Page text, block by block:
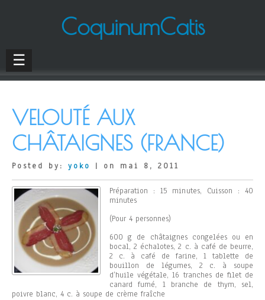
CoquinumCatis
☰
VELOUTÉ AUX
CHÂTAIGNES (FRANCE)
Posted by: yoko | on mai 8, 2011
Préparation : 15 minutes, Cuisson : 40
minutes
(Pour 4 personnes)
600 g de châtaignes congelées ou en
bocal, 2 échalotes, 2 c. à café de beurre,
2 c. à café de farine, 1 tablette de
bouillon de légumes, 2 c. à soupe
d’huile végétale, 16 tranches de filet de
canard fumé, 1 branche de thym, sel,
poivre blanc, 4 c. à soupe de crème fraîche